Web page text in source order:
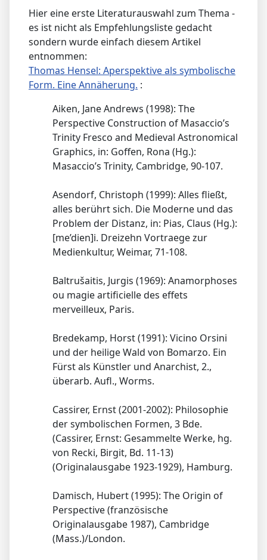
Hier eine erste Literaturauswahl zum Thema -
es ist nicht als Empfehlungsliste gedacht
sondern wurde einfach diesem Artikel
entnommen:
Thomas Hensel: Aperspektive als symbolische
Form. Eine Annäherung. :
Aiken, Jane Andrews (1998): The
Perspective Construction of Masaccio’s
Trinity Fresco and Medieval Astronomical
Graphics, in: Goffen, Rona (Hg.):
Masaccio’s Trinity, Cambridge, 90-107.
Asendorf, Christoph (1999): Alles fließt,
alles berührt sich. Die Moderne und das
Problem der Distanz, in: Pias, Claus (Hg.):
[me’dien]i. Dreizehn Vortraege zur
Medienkultur, Weimar, 71-108.
Baltrušaitis, Jurgis (1969): Anamorphoses
ou magie artificielle des effets
merveilleux, Paris.
Bredekamp, Horst (1991): Vicino Orsini
und der heilige Wald von Bomarzo. Ein
Fürst als Künstler und Anarchist, 2.,
überarb. Aufl., Worms.
Cassirer, Ernst (2001-2002): Philosophie
der symbolischen Formen, 3 Bde.
(Cassirer, Ernst: Gesammelte Werke, hg.
von Recki, Birgit, Bd. 11-13)
(Originalausgabe 1923-1929), Hamburg.
Damisch, Hubert (1995): The Origin of
Perspective (französische
Originalausgabe 1987), Cambridge
(Mass.)/London.